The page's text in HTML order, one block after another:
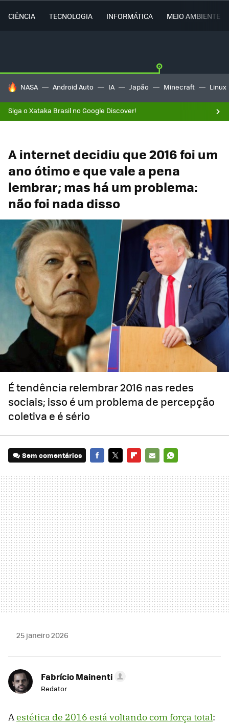
CIÊNCIA TECNOLOGIA INFORMÁTICA MEIO AMBIENTE
TENDÊNCIAS DO DIA
NASA Android Auto IA Japão Minecraft Linux
Siga o Xataka Brasil no Google Discover!
A internet decidiu que 2016 foi um
ano ótimo e que vale a pena
lembrar; mas há um problema:
não foi nada disso
É tendência relembrar 2016 nas redes
sociais; isso é um problema de percepção
coletiva e é sério
Sem comentários
MAIL
25 janeiro 2026
Fabrício Mainenti
Redator
Aestética de 2016 está voltando com força total: